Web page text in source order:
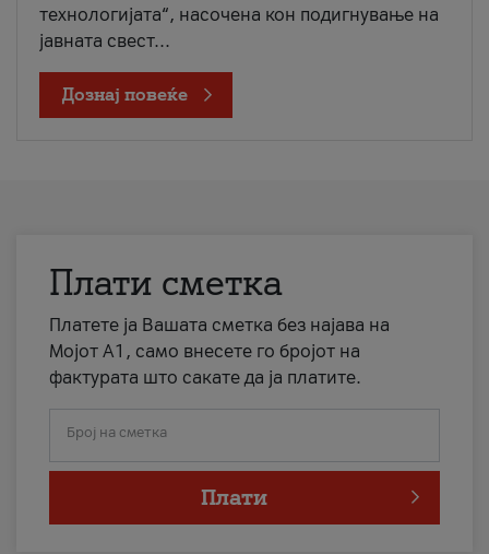
технологијата“, насочена кон подигнување на
јавната свест...
Дознај повеќе
Плати сметка
Платете ја Вашата сметка без најава на
Мојот А1, само внесете го бројот на
фактурата што сакате да ја платите.
Број на сметка
Плати